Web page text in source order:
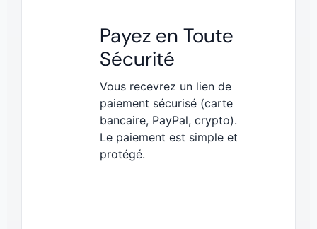
Payez en Toute
Sécurité
Vous recevrez un lien de
paiement sécurisé (carte
bancaire, PayPal, crypto).
Le paiement est simple et
protégé.